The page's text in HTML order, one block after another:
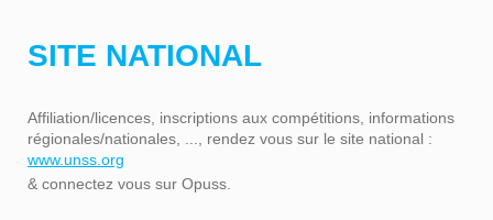
SITE NATIONAL
Affiliation/licences, inscriptions aux compétitions, informations
régionales/nationales, ..., rendez vous sur le site national :
www.unss.org
& connectez vous sur Opuss.